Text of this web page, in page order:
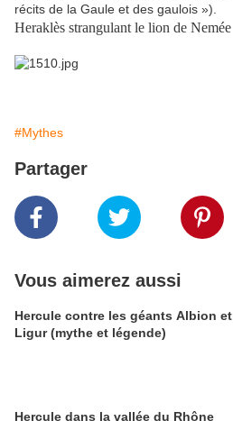
récits de la Gaule et des gaulois »).
Heraklès strangulant le lion de Nemée
#Mythes
Partager
Vous aimerez aussi
Hercule contre les géants Albion et
Ligur (mythe et légende)
Hercule dans la vallée du Rhône